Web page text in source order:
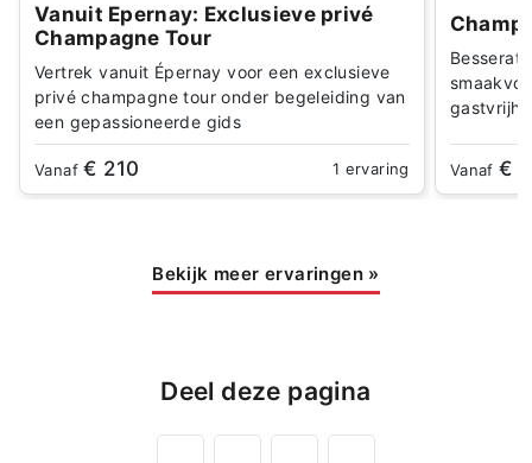
Vanuit Epernay: Exclusieve privé
Champagne Tour
Vertrek vanuit Épernay voor een exclusieve
privé champagne tour onder begeleiding van
een gepassioneerde gids
Vanaf€ 210 1 ervaring
Besserat
Vanaf€
Bekijk meer ervaringen »
Deel deze pagina